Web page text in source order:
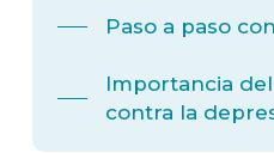
Paso a paso
Importancia
contra la